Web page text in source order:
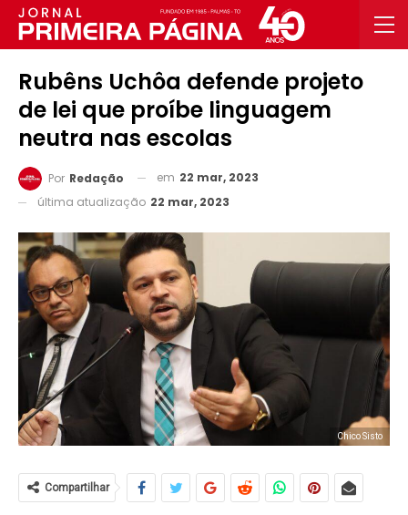
Rubêns Uchôa defende projeto
de lei que proíbe linguagem
neutra nas escolas
Por Redação em 22 mar, 2023
última atualização 22 mar, 2023
Chico Sisto
Compartilhar